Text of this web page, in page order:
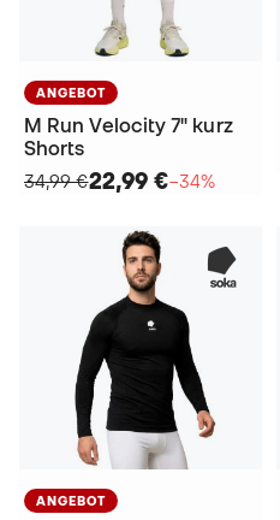
ANGEBOT
M Run Velocity 7" kurz
Shorts
34,99 €22,99 €−34%
ANGEBOT